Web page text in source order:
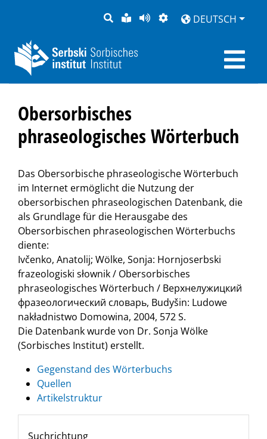
SUCHELEICHTE
SPRACHE
SEITEDARSTELLUNG
DEUTSCH
Obersorbisches
phraseologisches Wörterbuch
Das Obersorbische phraseologische Wörterbuch
im Internet ermöglicht die Nutzung der
obersorbischen phraseologischen Datenbank, die
als Grundlage für die Herausgabe des
Obersorbischen phraseologischen Wörterbuchs
diente:
Ivčenko, Anatolij; Wölke, Sonja: Hornjoserbski
frazeologiski słownik / Obersorbisches
phraseologisches Wörterbuch / Верхнелужицкий
фразеологический словарь, Budyšin: Ludowe
nakładnistwo Domowina, 2004, 572 S.
Die Datenbank wurde von Dr. Sonja Wölke
(Sorbisches Institut) erstellt.
Gegenstand des Wörterbuchs
Quellen
Artikelstruktur
Suchrichtung